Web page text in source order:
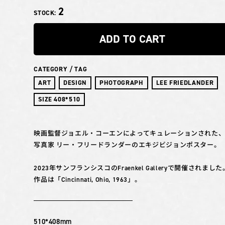
STOCK: 2
ADD TO CART
CATEGORY / TAG
ART
DESIGN PHOTOGRAPH
LEE FRIEDLANDER
SIZE 408*510
映画監督ジョエル・コーエンによってキュレーションされた、
写真家 リー・フリードランダーのエキジビジョンポスター。
2023年サンフランシスコのFraenkel Galleryで開催されました
作品は「Cincinnati, Ohio, 1963」。
510*408mm